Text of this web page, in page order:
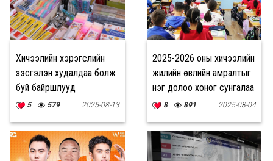
Хичээлийн хэрэгслийн
үзэсгэлэн худалдаа болж
буй байршлууд
5 579 2025-08-13
2025-2026 оны хичээлийн
жилийн өвлийн амралтыг
нэг долоо хоног сунгалаа
8 891 2025-08-04